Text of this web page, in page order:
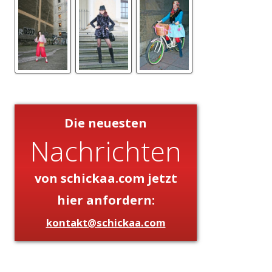
Die neuesten
Nachrichten
von schickaa.com jetzt
hier anfordern:
kontakt@schickaa.com